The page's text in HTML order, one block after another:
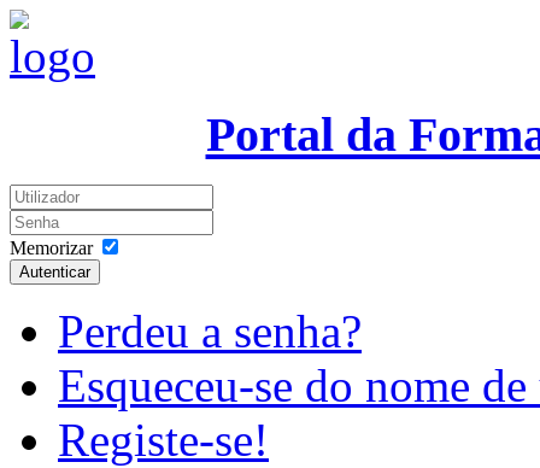
Portal da
Memorizar
Autenticar
Perdeu a senha?
Esqueceu-se do nome
Registe-se!